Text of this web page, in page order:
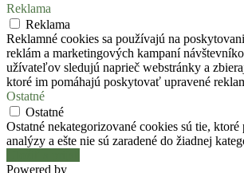
Reklama
Reklama
Reklamné cookies sa používajú na
reklám a marketingových kampaní
užívateľov sledujú naprieč webstránky a
ktoré im pomáhajú poskytovať upravené
Ostatné
Ostatné
Ostatné nekategorizované cookies sú tie, ktoré
analýzy a ešte nie sú zaradené do žiadnej
Powered by